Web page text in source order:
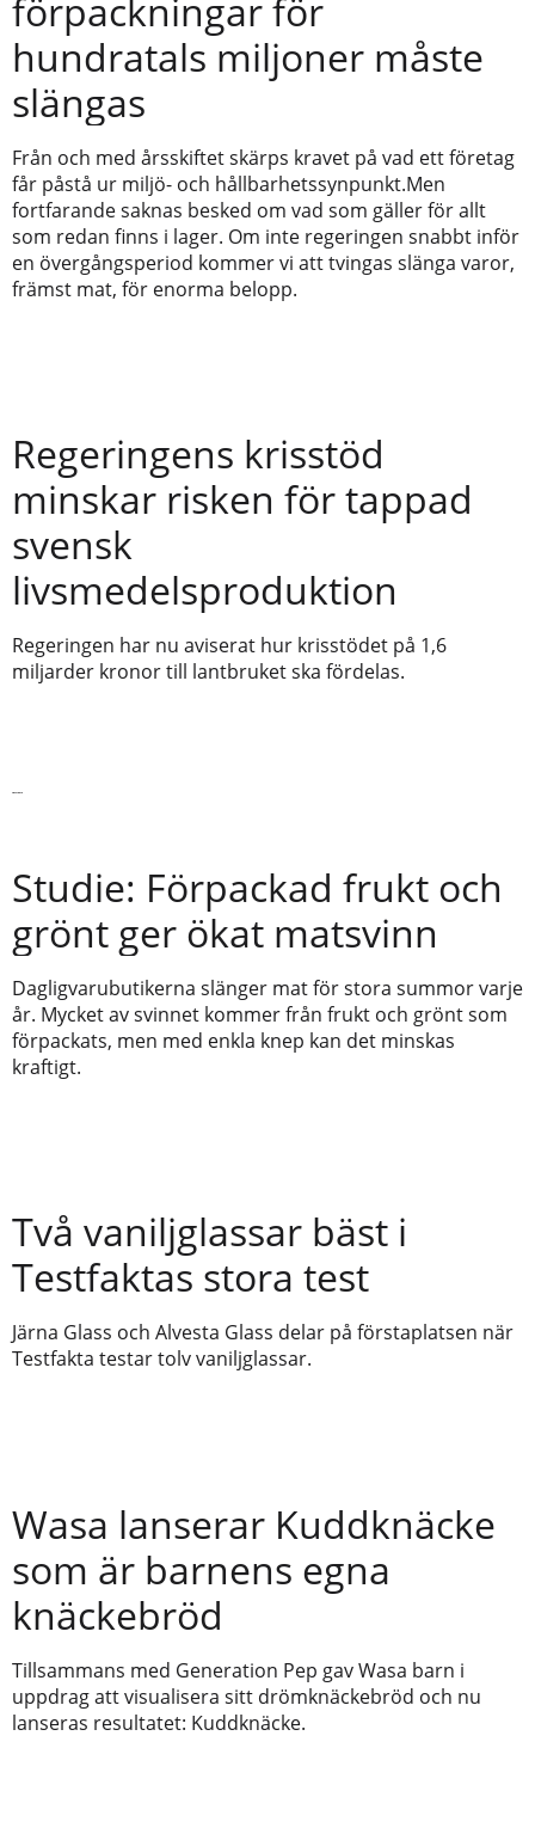
förpackningar för
hundratals miljoner måste
slängas
Från och med årsskiftet skärps kravet på vad ett företag
får påstå ur miljö- och hållbarhetssynpunkt.Men
fortfarande saknas besked om vad som gäller för allt
som redan finns i lager. Om inte regeringen snabbt inför
en övergångsperiod kommer vi att tvingas slänga varor,
främst mat, för enorma belopp.
Regeringens krisstöd
minskar risken för tappad
svensk
livsmedelsproduktion
Regeringen har nu aviserat hur krisstödet på 1,6
miljarder kronor till lantbruket ska fördelas.
Studie: Förpackad frukt och
grönt ger ökat matsvinn
Dagligvarubutikerna slänger mat för stora summor varje
år. Mycket av svinnet kommer från frukt och grönt som
förpackats, men med enkla knep kan det minskas
kraftigt.
Två vaniljglassar bäst i
Testfaktas stora test
Järna Glass och Alvesta Glass delar på förstaplatsen när
Testfakta testar tolv vaniljglassar.
Wasa lanserar Kuddknäcke
som är barnens egna
knäckebröd
Tillsammans med Generation Pep gav Wasa barn i
uppdrag att visualisera sitt drömknäckebröd och nu
lanseras resultatet: Kuddknäcke.